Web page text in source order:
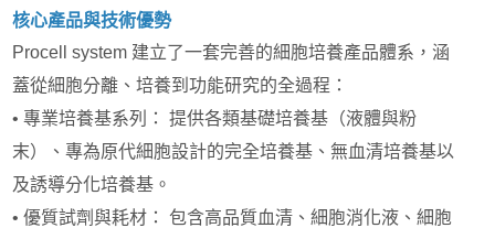
核心產品與技術優勢
Procell system 建立了一套完善的細胞培養產品體系，涵
蓋從細胞分離、培養到功能研究的全過程：
• 專業培養基系列： 提供各類基礎培養基（液體與粉
末）、專為原代細胞設計的完全培養基、無血清培養基以
及誘導分化培養基。
• 優質試劑與耗材： 包含高品質血清、細胞消化液、細胞